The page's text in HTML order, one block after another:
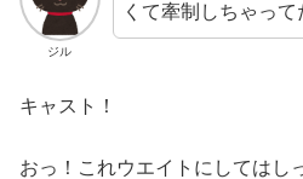
ジル
くて牽制しちゃっ
キャスト！
おっ！これウエイトにしてはし